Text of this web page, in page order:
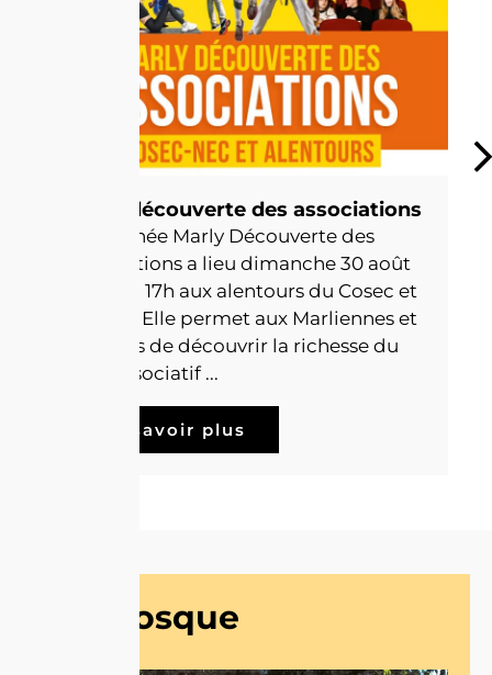
Marly découverte des associations
La Journée Marly Découverte des
Associations a lieu dimanche 30 août
de 10h à 17h aux alentours du Cosec et
du Nec. Elle permet aux Marliennes et
Marliens de découvrir la richesse du
tissu associatif ...
En savoir plus
Kiosque